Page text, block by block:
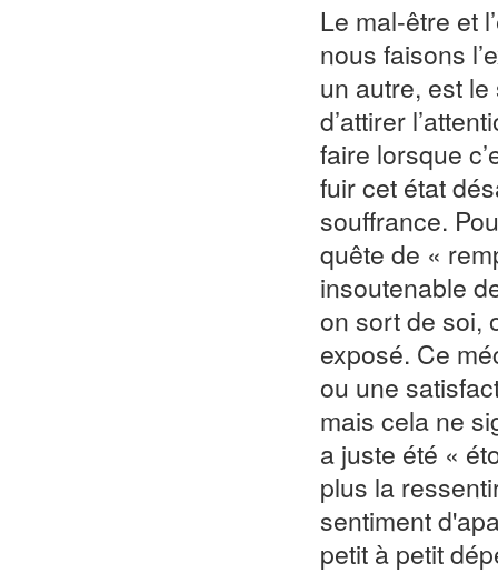
Le mal-être et
nous faisons
un autre, est
d’attirer
faire lorsque
fuir cet état
souffrance.
quête de «
insoutenable
on sort de soi,
exposé. Ce
ou une
mais cela ne
a juste été «
plus la
sentiment
petit à petit